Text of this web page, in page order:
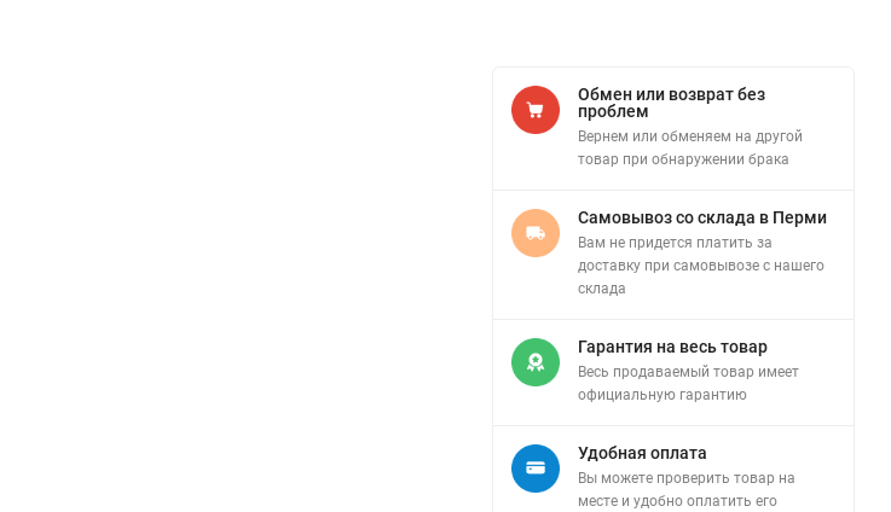
Обмен или возврат без
проблем
Вернем или обменяем на другой
товар при обнаружении брака
Самовывоз со склада в Перми
Вам не придется платить за
доставку при самовывозе с нашего
склада
Гарантия на весь товар
Весь продаваемый товар имеет
официальную гарантию
Удобная оплата
Вы можете проверить товар на
месте и удобно оплатить его